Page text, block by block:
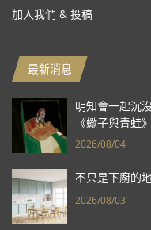
加入我們 & 投稿
最新消息
明知會一起沉
《蠍子與青蛙
2026/08/04
不只是下廚的
2026/08/03